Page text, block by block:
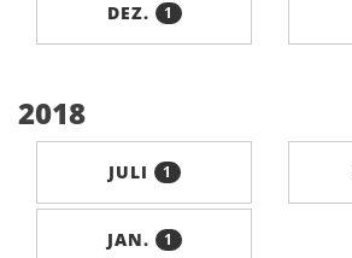
DEZ. 1
2018
JULI 1
JAN. 1